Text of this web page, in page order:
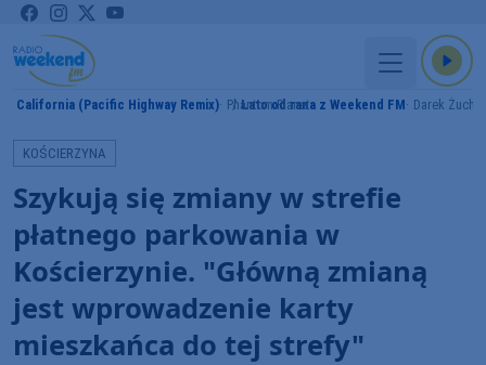
California (Pacific Highway Remix) Phantom Planet
Lato od rana z Weekend FM Darek
KOŚCIERZYNA
Szykują się zmiany w strefie
płatnego parkowania w
Kościerzynie. "Główną zmianą
jest wprowadzenie karty
mieszkańca do tej strefy"